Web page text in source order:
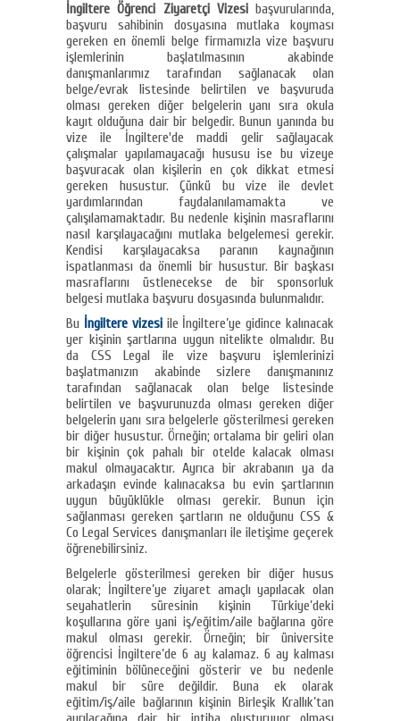
İngiltere Öğrenci Ziyaretçi Vizesibaşvurularında,
başvuru sahibinin dosyasına mutlaka koyması
gereken en önemli belge firmamızla vize başvuru
işlemlerinin başlatılmasının akabinde
danışmanlarımız tarafından sağlanacak olan
belge/evrak listesinde belirtilen ve başvuruda
olması gereken diğer belgelerin yanı sıra okula
kayıt olduğuna dair bir belgedir. Bunun yanında bu
vize ile İngiltere'de maddi gelir sağlayacak
çalışmalar yapılamayacağı hususu ise bu vizeye
başvuracak olan kişilerin en çok dikkat etmesi
gereken husustur. Çünkü bu vize ile devlet
yardımlarından faydalanılamamakta ve
çalışılamamaktadır. Bu nedenle kişinin masraflarını
nasıl karşılayacağını mutlaka belgelemesi gerekir.
Kendisi karşılayacaksa paranın kaynağının
ispatlanması da önemli bir husustur. Bir başkası
masraflarını üstlenecekse de bir sponsorluk
belgesi mutlaka başvuru dosyasında bulunmalıdır.
Bu İngiltere vizesi ile İngiltere’ye gidince kalınacak
yer kişinin şartlarına uygun nitelikte olmalıdır. Bu
da CSS Legal ile vize başvuru işlemlerinizi
başlatmanızın akabinde sizlere danışmanınız
tarafından sağlanacak olan belge listesinde
belirtilen ve başvurunuzda olması gereken diğer
belgelerin yanı sıra belgelerle gösterilmesi gereken
bir diğer husustur. Örneğin; ortalama bir geliri olan
bir kişinin çok pahalı bir otelde kalacak olması
makul olmayacaktır. Ayrıca bir akrabanın ya da
arkadaşın evinde kalınacaksa bu evin şartlarının
uygun büyüklükle olması gerekir. Bunun için
sağlanması gereken şartların ne olduğunu CSS &
Co Legal Services danışmanları ile iletişime geçerek
öğrenebilirsiniz.
Belgelerle gösterilmesi gereken bir diğer husus
olarak; İngiltere’ye ziyaret amaçlı yapılacak olan
seyahatlerin süresinin kişinin Türkiye’deki
koşullarına göre yani iş/eğitim/aile bağlarına göre
makul olması gerekir. Örneğin; bir üniversite
öğrencisi İngiltere’de 6 ay kalamaz. 6 ay kalması
eğitiminin bölüneceğini gösterir ve bu nedenle
makul bir süre değildir. Buna ek olarak
eğitim/iş/aile bağlarının kişinin Birleşik Krallık’tan